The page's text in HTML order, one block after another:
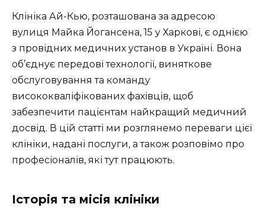
Клініка Ай-Кью, розташована за адресою
вулиця Майка Йогансена, 15 у Харкові, є однією
з провідних медичних установ в Україні. Вона
об’єднує передові технології, виняткове
обслуговування та команду
висококваліфікованих фахівців, щоб
забезпечити пацієнтам найкращий медичний
досвід. В цій статті ми розглянемо переваги цієї
клініки, надані послуги, а також розповімо про
професіоналів, які тут працюють.
Історія та місія клініки